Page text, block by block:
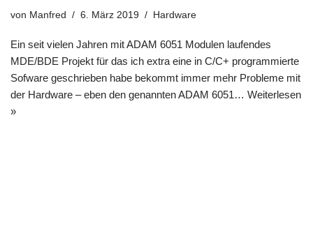
von Manfred 6. März 2019 Hardware
Ein seit vielen Jahren mit ADAM 6051 Modulen laufendes
MDE/BDE Projekt für das ich extra eine in C/C+ programmierte
Sofware geschrieben habe bekommt immer mehr Probleme mit
der Hardware – eben den genannten ADAM 6051… Weiterlesen
»